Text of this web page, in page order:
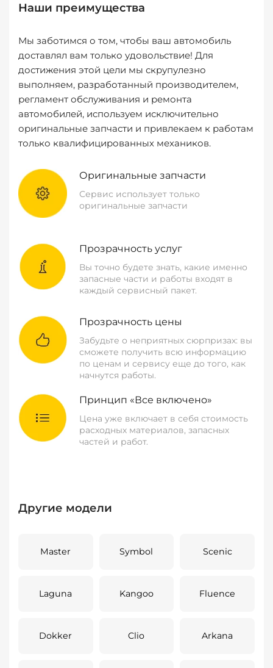
Наши преимущества
Мы заботимся о том, чтобы ваш автомобиль
доставлял вам только удовольствие! Для
достижения этой цели мы скрупулезно
выполняем, разработанный производителем,
регламент обслуживания и ремонта
автомобилей, используем исключительно
оригинальные запчасти и привлекаем к работам
только квалифицированных механиков.
Оригинальные запчасти
Сервис использует только
оригинальные запчасти
Прозрачность услуг
Вы точно будете знать, какие именно
запасные части и работы входят в
каждый сервисный пакет.
Прозрачность цены
Забудьте о неприятных сюрпризах: вы
сможете получить всю информацию
по ценам и сервису еще до того, как
начнутся работы.
Принцип «Все включено»
Цена уже включает в себя стоимость
расходных материалов, запасных
частей и работ.
Другие модели
Master Symbol Scenic
Laguna Kangoo Fluence
Dokker Clio Arkana